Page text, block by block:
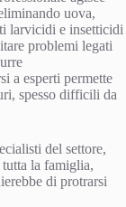
uova,
larvicidi e insetticidi
problemi legati
a esperti permette
spesso difficili da
del settore,
la famiglia,
di protrarsi